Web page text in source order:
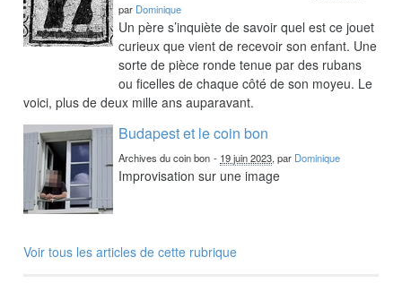
par Dominique
Un père s’inquiète de savoir quel est ce jouet
curieux que vient de recevoir son enfant. Une
sorte de pièce ronde tenue par des rubans
ou ficelles de chaque côté de son moyeu. Le
voici, plus de deux mille ans auparavant.
Budapest et le coin bon
Archives du coin bon - 19 juin 2023, par Dominique
Improvisation sur une image
Voir tous les articles de cette rubrique